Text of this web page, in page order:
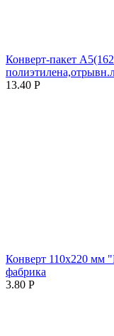
Конверт-пакет
13.40 Р
Конверт 110х220 мм
фабрика
3.80 Р